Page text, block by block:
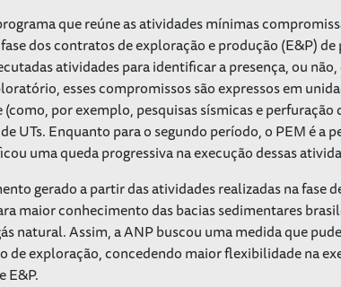
que reúne as atividades mínimas
dos contratos de exploração e produção (E&P)
atividades para identificar a presença, ou
esses compromissos são expressos em
por exemplo, pesquisas sísmicas e
UTs. Enquanto para o segundo período, o PEM é a
uma queda progressiva na execução dessas
gerado a partir das atividades realizadas na fase
maior conhecimento das bacias sedimentares
natural. Assim, a ANP buscou uma medida que
de exploração, concedendo maior flexibilidade na
E&P.